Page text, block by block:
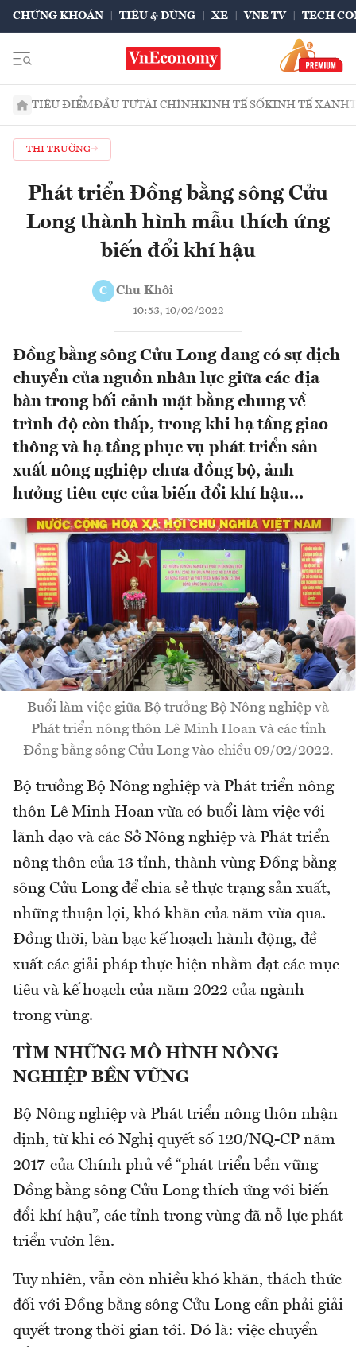
CHỨNG KHOÁN TIÊU & DÙNG XE VNE TV TECH
TIÊU ĐIỂMĐẦU TƯTÀI CHÍNHKINH TẾ SỐKINH TẾ XANH
THỊ TRƯỜNG
Phát triển Đồng bằng sông Cửu
Long thành hình mẫu thích ứng
biến đổi khí hậu
C Chu Khôi
10:53, 10/02/2022
Đồng bằng sông Cửu Long đang có sự dịch
chuyển của nguồn nhân lực giữa các địa
bàn trong bối cảnh mặt bằng chung về
trình độ còn thấp, trong khi hạ tầng giao
thông và hạ tầng phục vụ phát triển sản
xuất nông nghiệp chưa đồng bộ, ảnh
hưởng tiêu cực của biến đổi khí hậu...
Buổi làm việc giữa Bộ trưởng Bộ Nông nghiệp và
Phát triển nông thôn Lê Minh Hoan và các tỉnh
Đồng bằng sông Cửu Long vào chiều 09/02/2022.
Bộ trưởng Bộ Nông nghiệp và Phát triển nông
thôn Lê Minh Hoan vừa có buổi làm việc với
lãnh đạo và các Sở Nông nghiệp và Phát triển
nông thôn của 13 tỉnh, thành vùng Đồng bằng
sông Cửu Long để chia sẻ thực trạng sản xuất,
những thuận lợi, khó khăn của năm vừa qua.
Đồng thời, bàn bạc kế hoạch hành động, đề
xuất các giải pháp thực hiện nhằm đạt các mục
tiêu và kế hoạch của năm 2022 của ngành
trong vùng.
TÌM NHỮNG MÔ HÌNH NÔNG
NGHIỆP BỀN VỮNG
Bộ Nông nghiệp và Phát triển nông thôn nhận
định, từ khi có Nghị quyết số 120/NQ-CP năm
2017 của Chính phủ về “phát triển bền vững
Đồng bằng sông Cửu Long thích ứng với biến
đổi khí hậu”, các tỉnh trong vùng đã nỗ lực phát
triển vươn lên.
Tuy nhiên, vẫn còn nhiều khó khăn, thách thức
đối với Đồng bằng sông Cửu Long cần phải giải
quyết trong thời gian tới. Đó là: việc chuyển